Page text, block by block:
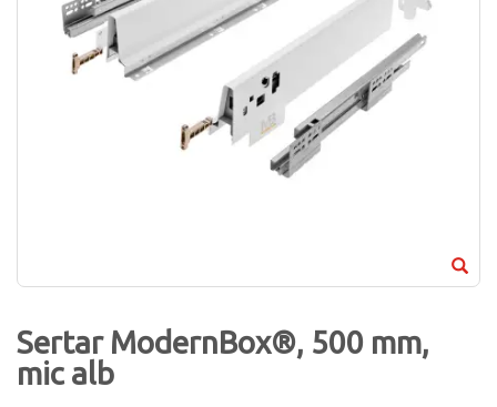
Sertar ModernBox®, 500 mm,
mic alb